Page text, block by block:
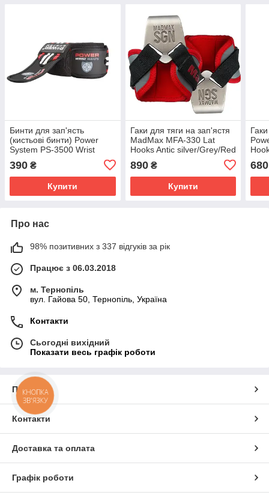
Бинти для зап'ясть
(кистьові бинти) Power
System PS-3500 Wrist
390 ₴
Купити
Гаки для тяги на зап'ястя
MadMax MFA-330 Lat
Hooks Antic silver/Grey/Red
890₴
Купити
680
Про нас
98% позитивних з 337 відгуків за рік
Працює з 06.03.2018
м. Тернопіль
вул. Гайова 50, Тернопіль, Україна
Контакти
Сьогодні вихідний
Показати весь графік роботи
Про нас
Контакти
Доставка та оплата
Графік роботи
КНОПКА
ЗВ'ЯЗКУ